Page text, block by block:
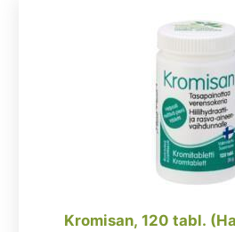
Kromisan, 120 tabl.